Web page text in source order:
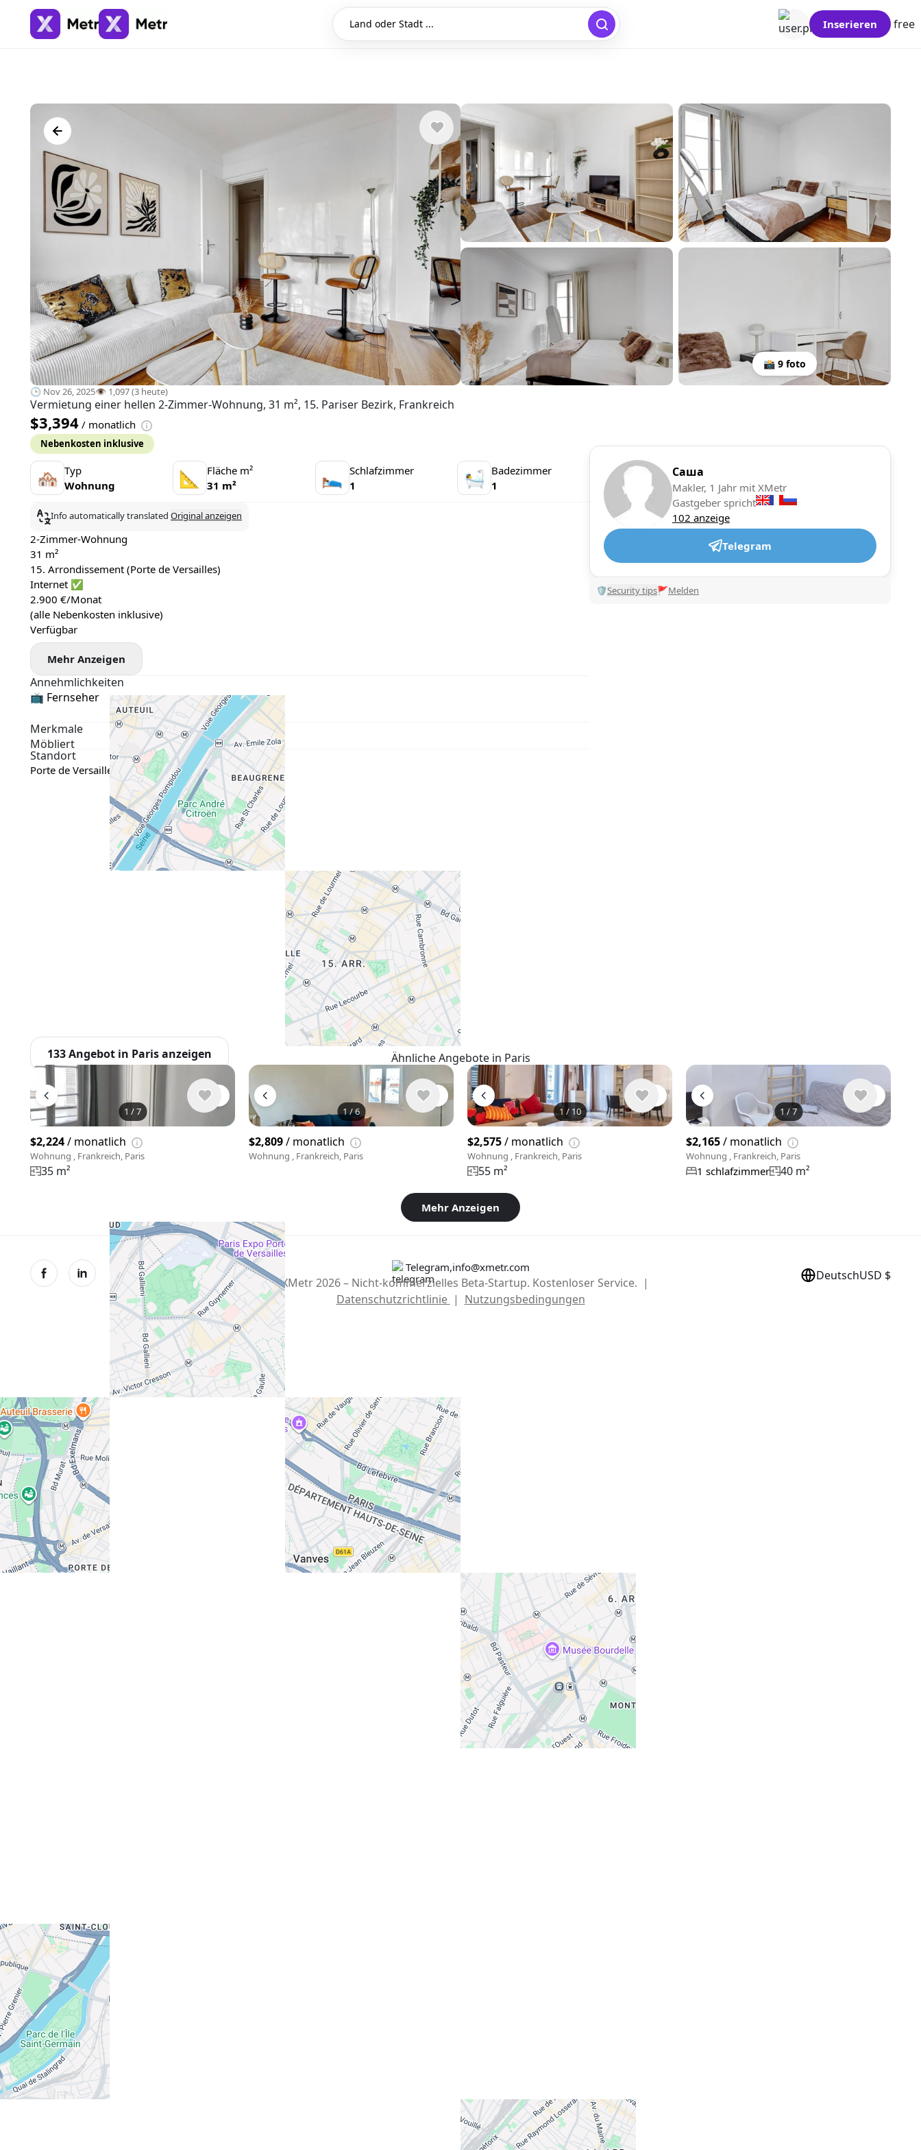
Land oder Stadt ... free
Inserieren
📸 9 foto
🕒 Nov 26, 2025👁️ 1,097 (3 heute)
Vermietung einer hellen 2-Zimmer-Wohnung, 31 m², 15. Pariser Bezirk, Frankreich
$3,394 / monatlich
Nebenkosten inklusive
🏘 Typ
Wohnung
📐
Fläche m²
31 m²
🛌 Schlafzimmer
1
🛀 Badezimmer
1
Info automatically translated Original anzeigen
2-Zimmer-Wohnung
31 m²
15. Arrondissement (Porte de Versailles)
Internet ✅
2.900 €/Monat
(alle Nebenkosten inklusive)
Verfügbar
Mehr Anzeigen
Annehmlichkeiten
📺 Fernseher
Merkmale
Möbliert
Standort
Porte de Versailles, Париж, ФранціяGoogle Maps
133 Angebot in Paris anzeigen
Саша
Makler, 1 Jahr mit XMetr
Gastgeber spricht
102 anzeige
Telegram
🛡Security tips🚩Melden
Ähnliche Angebote in Paris
1 /7
$2,224/ monatlich
Wohnung , Frankreich, Paris
35 m²
1/6
$2,809/ monatlich
Wohnung , Frankreich, Paris
1 / 10
$2,575/ monatlich
Wohnung , Frankreich, Paris
55 m²
1 /7
$2,165/ monatlich
Wohnung , Frankreich, Paris
1 schlafzimmer 40 m²
Mehr Anzeigen
Telegram,info@xmetr.com
© XMetr 2026 – Nicht-kommerzielles Beta-Startup. Kostenloser Service. |
Datenschutzrichtlinie | Nutzungsbedingungen
DeutschUSD $